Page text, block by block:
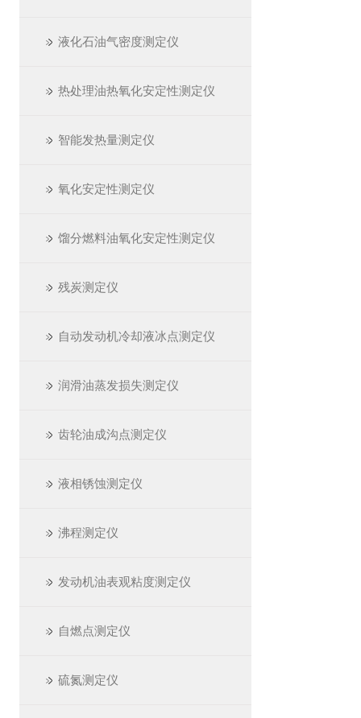
液化石油气密度测定仪
热处理油热氧化安定性测定仪
智能发热量测定仪
氧化安定性测定仪
馏分燃料油氧化安定性测定仪
残炭测定仪
自动发动机冷却液冰点测定仪
润滑油蒸发损失测定仪
齿轮油成沟点测定仪
液相锈蚀测定仪
沸程测定仪
发动机油表观粘度测定仪
自燃点测定仪
硫氮测定仪